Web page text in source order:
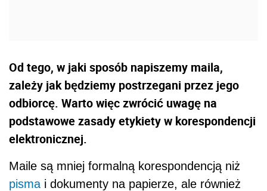
Od tego, w jaki sposób napiszemy maila,
zależy jak będziemy postrzegani przez jego
odbiorcę. Warto więc zwrócić uwagę na
podstawowe zasady etykiety w korespondencji
elektronicznej.
Maile są mniej formalną korespondencją niż
pisma i dokumenty na papierze, ale również